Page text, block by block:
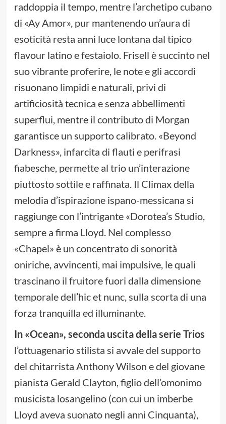
raddoppia il tempo, mentre l’archetipo cubano
di «Ay Amor», pur mantenendo un’aura di
esoticità resta anni luce lontana dal tipico
flavour latino e festaiolo. Frisell è succinto nel
suo vibrante proferire, le note e gli accordi
risuonano limpidi e naturali, privi di
artificiosità tecnica e senza abbellimenti
superflui, mentre il contributo di Morgan
garantisce un supporto calibrato. «Beyond
Darkness», infarcita di flauti e perifrasi
fiabesche, permette al trio un’interazione
piuttosto sottile e raffinata. Il Climax della
melodia d’ispirazione ispano-messicana si
raggiunge con l’intrigante «Dorotea’s Studio,
sempre a firma Lloyd. Nel complesso
«Chapel» è un concentrato di sonorità
oniriche, avvincenti, mai impulsive, le quali
trascinano il fruitore fuori dalla dimensione
temporale dell’hic et nunc, sulla scorta di una
forza tranquilla ed illuminante.
In «Ocean», seconda uscita della serie Trios
l’ottuagenario stilista si avvale del supporto
del chitarrista Anthony Wilson e del giovane
pianista Gerald Clayton, figlio dell’omonimo
musicista losangelino (con cui un imberbe
Lloyd aveva suonato negli anni Cinquanta),